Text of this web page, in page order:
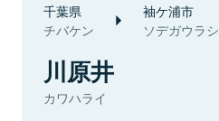
千葉県
チバケン
袖ケ浦市
ソデガウラシ
川原井
カワハライ